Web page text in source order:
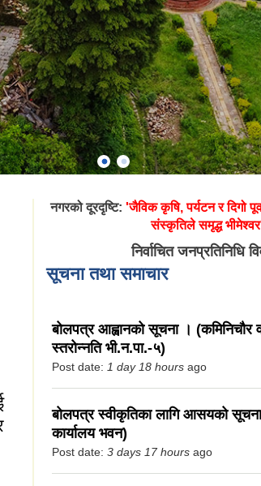
नगरको दूरदृष्टि: 'जैविक कृषि, पर्यटन र दिगो
संस्कृतिले समृद्ध
निर्वाचित जनप्रतिनिधि
सूचना तथा समाचार
बोलपत्र आह्वानको सूचना । (कमिनिचौर
स्तरोन्नति भी.न.पा.-५)
Post date: 1 day 18 hours ago
बोलपत्र स्वीकृतिका लागि आसयको
कार्यालय भवन)
Post date: 3 days 17 hours ago